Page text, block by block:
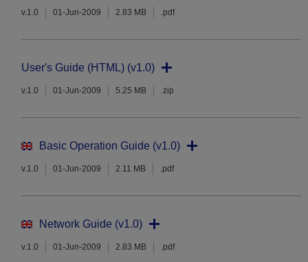
v.1.0 01-Jun-2009 2.83 MB .pdf
User's Guide (HTML) (v1.0)
v.1.0 01-Jun-2009 5.25 MB .zip
Basic Operation Guide (v1.0)
v.1.0 01-Jun-2009 2.11 MB .pdf
Network Guide (v1.0)
v.1.0 01-Jun-2009 2.83 MB .pdf